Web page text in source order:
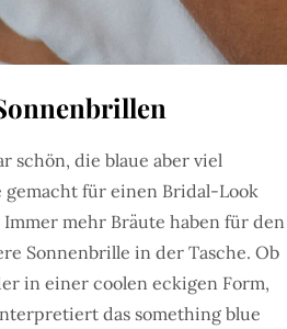
schön, die blaue aber viel
gemacht für einen Bridal-Look
mehr Bräute haben für den
Sonnenbrille in der Tasche. Ob
in einer coolen eckigen Form,
das something blue